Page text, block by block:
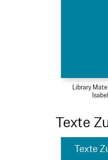
Library
Texte
Texte